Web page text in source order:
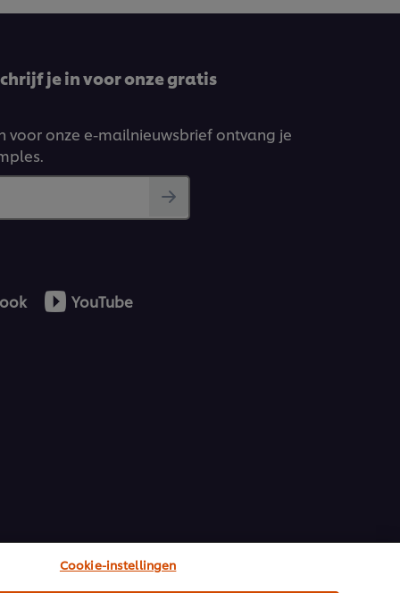
je in voor onze gratis
voor onze e-mailnieuwsbrief ontvang je
YouTube
Cookie-instellingen